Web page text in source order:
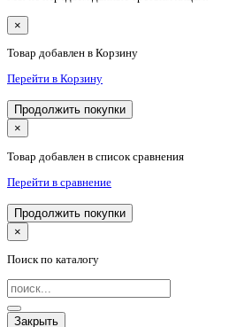
×
Товар добавлен в Корзину
Перейти в Корзину
Продолжить покупки
×
Товар добавлен в список сравнения
Перейти в сравнение
Продолжить покупки
×
Поиск по каталогу
Закрыть